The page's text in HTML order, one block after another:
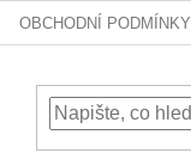
OBCHODNÍ PODMÍNKY